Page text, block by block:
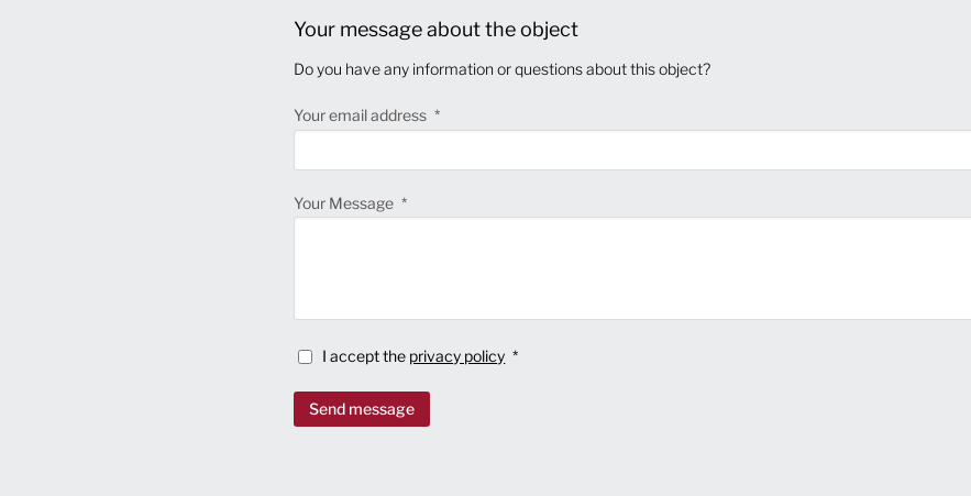
Your message about the object
Do you have any information or questions about this object?
Your email address
Your Message
I accept the privacy policy
Send message